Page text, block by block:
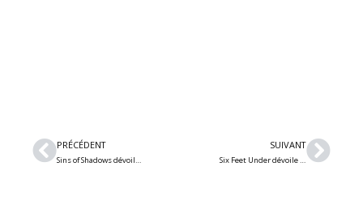
Précédent
PRÉCÉDENT
Sins of Shadows dévoile « The Void », deuxième extrait du prochain album
SUIVANT
Six Feet Under dévoile le vidéoclip de « Mister Blood And Guts »; l’album « Next To Die » disponible maintenant!